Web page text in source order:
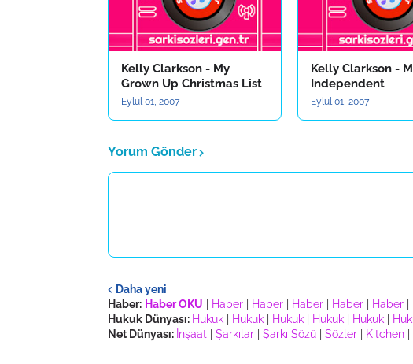
Kelly Clarkson - My
Grown Up Christmas List
Eylül 01, 2007
Kelly Clarkson -
Independent
Eylül 01, 2007
Yorum Gönder
Daha yeni
Haber: Haber OKU Haber Haber Haber Haber Haber
Hukuk Dünyası: Hukuk Hukuk Hukuk Hukuk Hukuk
Net Dünyası: İnşaat Şarkılar Şarkı Sözü Sözler Kitchen